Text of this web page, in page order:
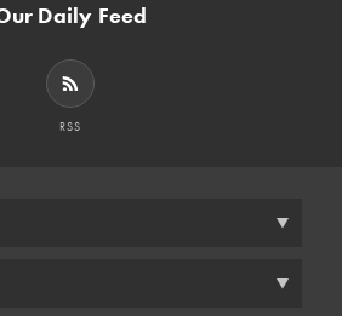
Daily Feed
RSS